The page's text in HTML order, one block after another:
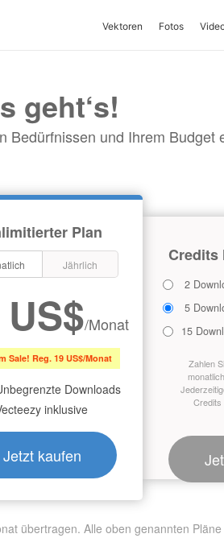
Vektoren Fotos
geht‘s!
Bedürfnissen und Ihrem Budget
Plan
Jährlich
/Monat
Sale! Reg. 19 US$/Monat
Downloads
inklusive
Jetzt kaufen
Credits
2
5
15
Zahlen
Credits
übertragen. Alle oben genannten